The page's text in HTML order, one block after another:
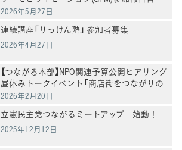
2026年5月27日
連続講座「りっけん塾」 参加者募集
2026年4月27日
【つながる本部】NPO関連予算公開ヒアリング
昼休みトークイベント「商店街をつながりの
場に」を開催
2026年2月20日
立憲民主党つながるミートアップ 始動！
2025年12月12日